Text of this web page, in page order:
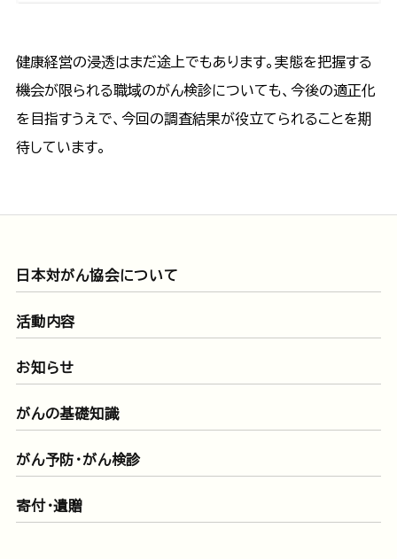
健康経営の浸透はまだ途上でもあります。実態を把握する
機会が限られる職域のがん検診についても、今後の適正化
を目指すうえで、今回の調査結果が役立てられることを期
待しています。
日本対がん協会について
活動内容
お知らせ
がんの基礎知識
がん予防・がん検診
寄付・遺贈